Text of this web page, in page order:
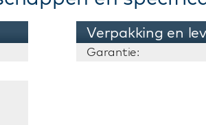
Verpakking en
Garantie: